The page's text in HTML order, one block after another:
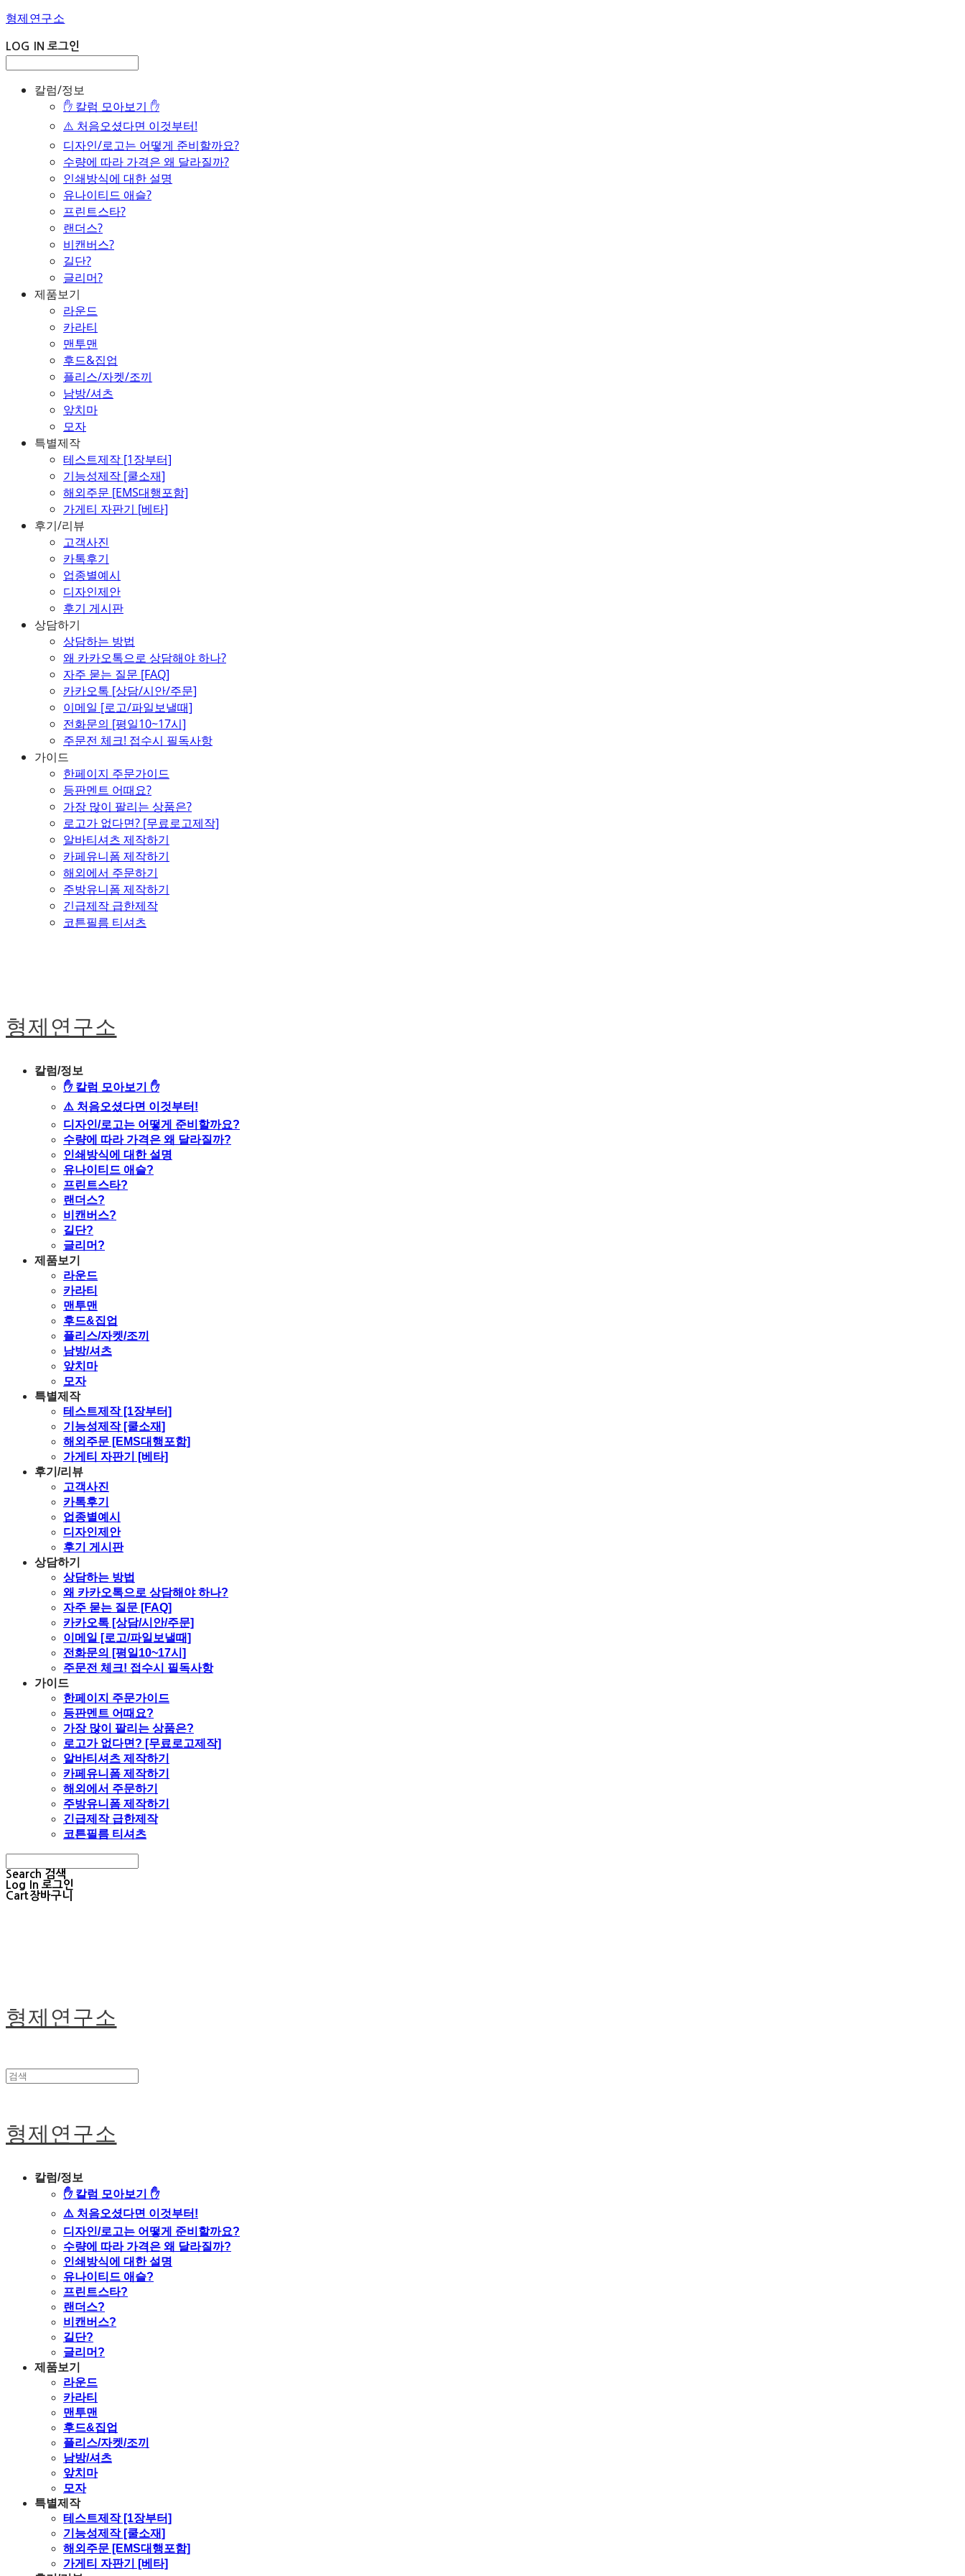
형제연구소
LOG IN 로그인
칼럼/정보
✋ 칼럼 모아보기 ✋
⚠️ 처음오셨다면 이것부터!
디자인/로고는 어떻게 준비할까요?
수량에 따라 가격은 왜 달라질까?
인쇄방식에 대한 설명
유나이티드 애슬?
프린트스타?
랜더스?
비캔버스?
길단?
글리머?
제품보기
라운드
카라티
맨투맨
후드&집업
플리스/자켓/조끼
남방/셔츠
앞치마
모자
특별제작
테스트제작 [1장부터]
기능성제작 [쿨소재]
해외주문 [EMS대행포함]
가게티 자판기 [베타]
후기/리뷰
고객사진
카톡후기
업종별예시
디자인제안
후기 게시판
상담하기
상담하는 방법
왜 카카오톡으로 상담해야 하나?
자주 묻는 질문 [FAQ]
카카오톡 [상담/시안/주문]
이메일 [로고/파일보낼때]
전화문의 [평일10~17시]
주문전 체크! 접수시 필독사항
가이드
한페이지 주문가이드
등판멘트 어때요?
가장 많이 팔리는 상품은?
로고가 없다면? [무료로고제작]
알바티셔츠 제작하기
카페유니폼 제작하기
해외에서 주문하기
주방유니폼 제작하기
긴급제작 급한제작
코튼필름 티셔츠
형제연구소
칼럼/정보
✋ 칼럼 모아보기 ✋
⚠️ 처음오셨다면 이것부터!
디자인/로고는 어떻게 준비할까요?
수량에 따라 가격은 왜 달라질까?
인쇄방식에 대한 설명
유나이티드 애슬?
프린트스타?
랜더스?
비캔버스?
길단?
글리머?
제품보기
라운드
카라티
맨투맨
후드&집업
플리스/자켓/조끼
남방/셔츠
앞치마
모자
특별제작
테스트제작 [1장부터]
기능성제작 [쿨소재]
해외주문 [EMS대행포함]
가게티 자판기 [베타]
후기/리뷰
고객사진
카톡후기
업종별예시
디자인제안
후기 게시판
상담하기
상담하는 방법
왜 카카오톡으로 상담해야 하나?
자주 묻는 질문 [FAQ]
카카오톡 [상담/시안/주문]
이메일 [로고/파일보낼때]
전화문의 [평일10~17시]
주문전 체크! 접수시 필독사항
가이드
한페이지 주문가이드
등판멘트 어때요?
가장 많이 팔리는 상품은?
로고가 없다면? [무료로고제작]
알바티셔츠 제작하기
카페유니폼 제작하기
해외에서 주문하기
주방유니폼 제작하기
긴급제작 급한제작
코튼필름 티셔츠
Search 검색
Log In 로그인
Cart장바구니
형제연구소
형제연구소
칼럼/정보
✋ 칼럼 모아보기 ✋
⚠️ 처음오셨다면 이것부터!
디자인/로고는 어떻게 준비할까요?
수량에 따라 가격은 왜 달라질까?
인쇄방식에 대한 설명
유나이티드 애슬?
프린트스타?
랜더스?
비캔버스?
길단?
글리머?
제품보기
라운드
카라티
맨투맨
후드&집업
플리스/자켓/조끼
남방/셔츠
앞치마
모자
특별제작
테스트제작 [1장부터]
기능성제작 [쿨소재]
해외주문 [EMS대행포함]
가게티 자판기 [베타]